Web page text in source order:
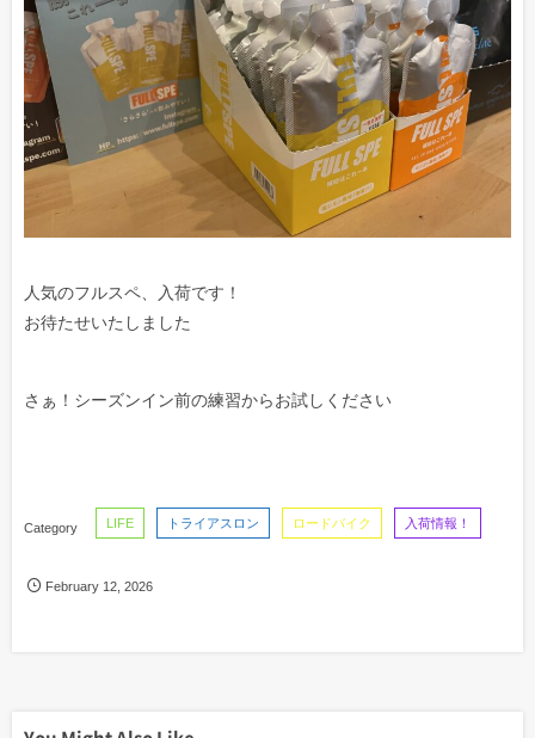
人気のフルスペ、入荷です！
お待たせいたしました
さぁ！シーズンイン前の練習からお試しください
LIFE トライアスロン ロードバイク 入荷情報！
February 12 ,2026